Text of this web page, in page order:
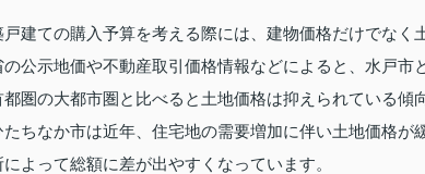
戸建ての購入予算を考える際には、建物価格だけでなく
の公示地価や不動産取引価格情報などによると、水戸
都圏の大都市圏と比べると土地価格は抑えられている傾
ちなか市は近年、住宅地の需要増加に伴い土地価格
よって総額に差が出やすくなっています。